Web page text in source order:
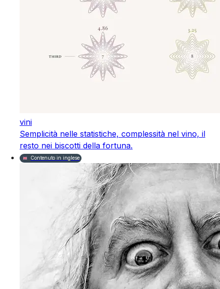
vini
Semplicità nelle statistiche, complessità nel vino, il
resto nei biscotti della fortuna.
Contenuto in inglese